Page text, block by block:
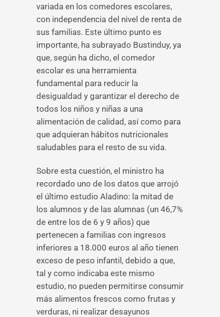
variada en los comedores escolares,
con independencia del nivel de renta de
sus familias. Este último punto es
importante, ha subrayado Bustinduy, ya
que, según ha dicho, el comedor
escolar es una herramienta
fundamental para reducir la
desigualdad y garantizar el derecho de
todos los niños y niñas a una
alimentación de calidad, así como para
que adquieran hábitos nutricionales
saludables para el resto de su vida.
Sobre esta cuestión, el ministro ha
recordado uno de los datos que arrojó
el último estudio Aladino: la mitad de
los alumnos y de las alumnas (un 46,7%
de entre los de 6 y 9 años) que
pertenecen a familias con ingresos
inferiores a 18.000 euros al año tienen
exceso de peso infantil, debido a que,
tal y como indicaba este mismo
estudio, no pueden permitirse consumir
más alimentos frescos como frutas y
verduras, ni realizar desayunos